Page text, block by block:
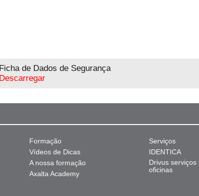
Ficha de Dados de Segurança
Descarregar
Formação
Vídeos de Dicas
A nossa formação
Axalta Academy
Serviços
IDENTICA
Drivus
oficinas